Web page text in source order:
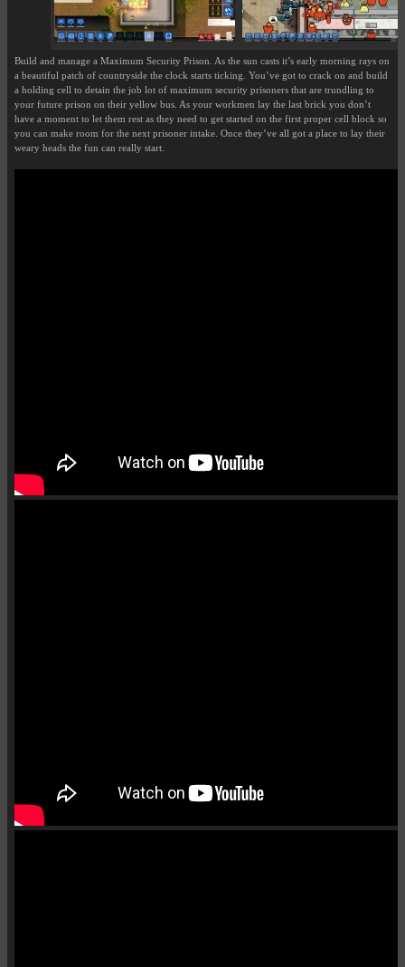
Build and manage a Maximum Security Prison. As the sun casts it’s early morning rays on
a beautiful patch of countryside the clock starts ticking. You’ve got to crack on and build
a holding cell to detain the job­ lot of maximum security prisoners that are trundling to
your future prison on their yellow bus. As your workmen lay the last brick you don’t
have a moment to let them rest as they need to get started on the first proper cell block so
you can make room for the next prisoner intake. Once they’ve all got a place to lay their
weary heads the fun can really start.